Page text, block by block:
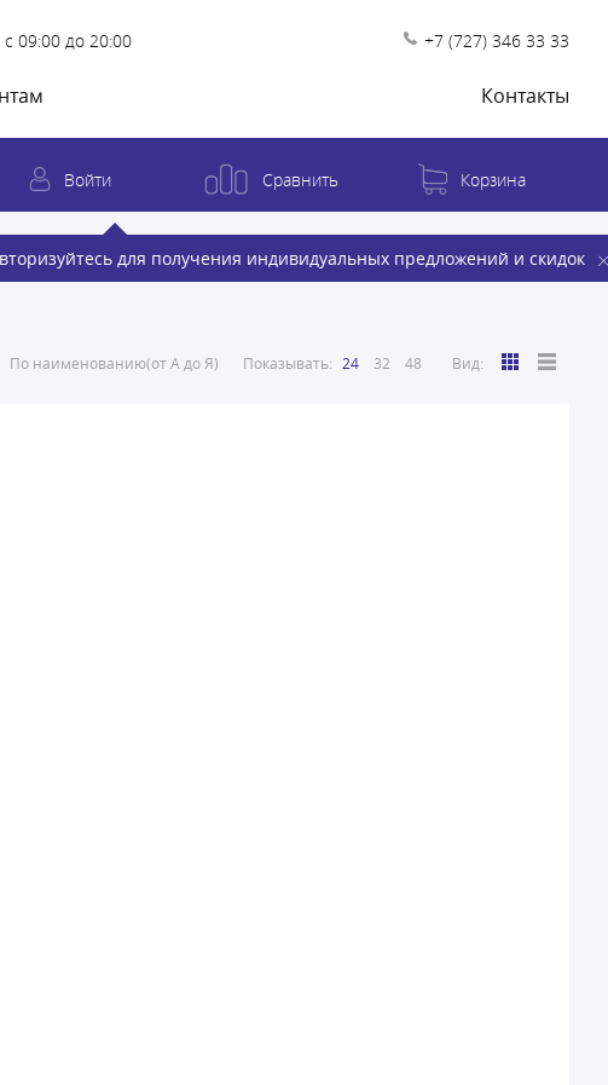
09:00 до 20:00 +7 (727) 346 33 33
Контакты
Войти
для получения индивидуальных предложений и скидок
Сравнить Корзина
По наименованию(от А до Я) Показывать: 24 32 48 Вид: